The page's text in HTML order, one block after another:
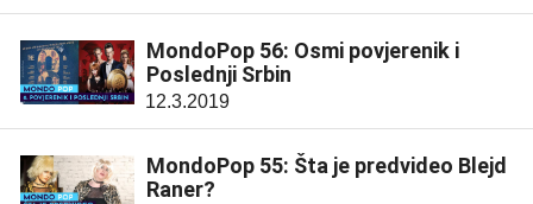
MondoPop 56: Osmi povjerenik i
Poslednji Srbin
12.3.2019
MondoPop 55: Šta je predvideo Blejd
Raner?